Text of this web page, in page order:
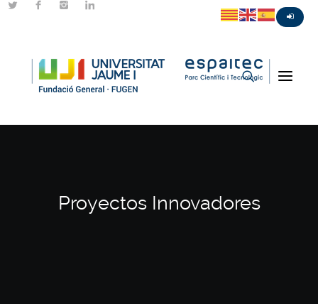
Proyectos Innovadores